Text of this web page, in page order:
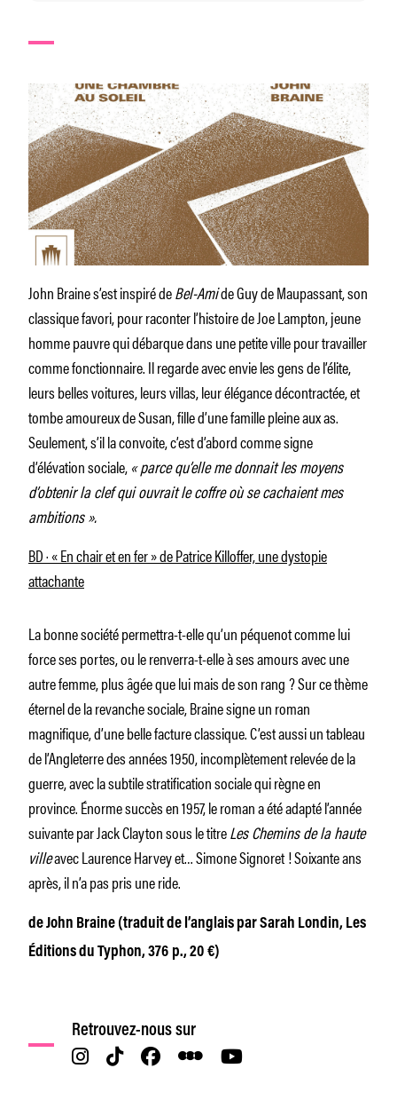
John Braine s’est inspiré deBel-Amide Guy de Maupassant, son
classique favori, pour raconter l’histoire de Joe Lampton, jeune
homme pauvre qui débarque dans une petite ville pour travailler
comme fonctionnaire. Il regarde avec envie les gens de l’élite,
leurs belles voitures, leurs villas, leur élégance décontractée, et
tombe amoureux de Susan, fille d’une famille pleine aux as.
Seulement, s’il la convoite, c’est d’abord comme signe
d’élévation sociale,« parce qu’elle me donnait les moyens
d’obtenir la clef qui ouvrait le coffre où se cachaient mes
ambitions ».
BD · « En chair et en fer » de Patrice Killoffer, une dystopie
attachante
La bonne société permettra­-t-elle qu’un péquenot comme lui
force ses portes, ou le renverra-t-elle à ses amours avec une
autre femme, plus âgée que lui mais de son rang ? Sur ce thème
éternel de la revanche sociale, Braine signe un roman
magnifique, d’une belle facture classique. C’est aussi un tableau
de l’Angleterre des années 1950, incomplètement relevée de la
guerre, avec la subtile stratification sociale qui règne en
province. Énorme succès en 1957, le roman a été adapté l’année
suivante par Jack Clayton sous le titreLes Chemins de la haute
villeavec Laurence Harvey et… Simone Signoret ! Soixante ans
après, il n’a pas pris une ride.
de John Braine (traduit de l’anglais par Sarah Londin, Les
Éditions du Typhon, 376 p., 20 €)
Retrouvez-nous sur